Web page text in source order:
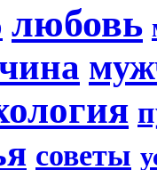
любовь
советы